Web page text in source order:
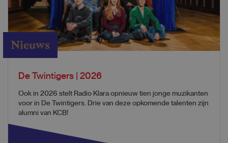
Nieuws
De Twintigers | 2026
Ook in 2026 stelt Radio Klara opnieuw tien jonge muzikanten
voor in De Twintigers. Drie van deze opkomende talenten zijn
alumni van KCB!